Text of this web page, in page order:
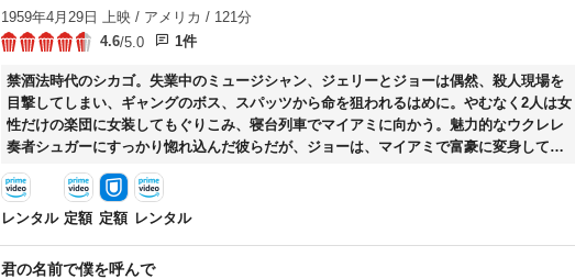
1959年4月29日 上映 / アメリカ / 121分
4.6/5.0 1件
禁酒法時代のシカゴ。失業中のミュージシャン、ジェリーとジョーは偶然、殺人現場を
目撃してしまい、ギャングのボス、スパッツから命を狙われるはめに。やむなく2人は女
性だけの楽団に女装してもぐりこみ、寝台列車でマイアミに向かう。魅力的なウクレレ
奏者シュガーにすっかり惚れ込んだ彼らだが、ジョーは、マイアミで富豪に変身して彼
まう。
レンタル 定額 定額 レンタル
君の名前で僕を呼んで